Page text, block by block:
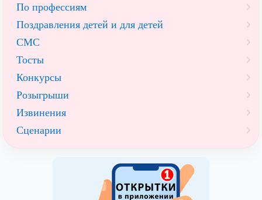
По профессиям
Поздравления детей и для детей
СМС
Тосты
Конкурсы
Розыгрыши
Извинения
Сценарии